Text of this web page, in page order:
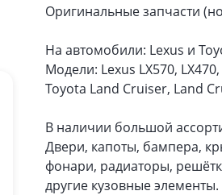
Оригинальные запчасти
На автомобили: Lexus и
Модели: Lexus LX570,
Toyota Land Cruiser, Land
В наличии большой
Двери, капоты, бампера,
фонари, радиаторы,
другие кузовные элементы.